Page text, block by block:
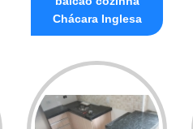
Chácara Inglesa